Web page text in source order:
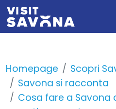
Homepage
Scopri
Savona si racconta
Cosa fare a Savona